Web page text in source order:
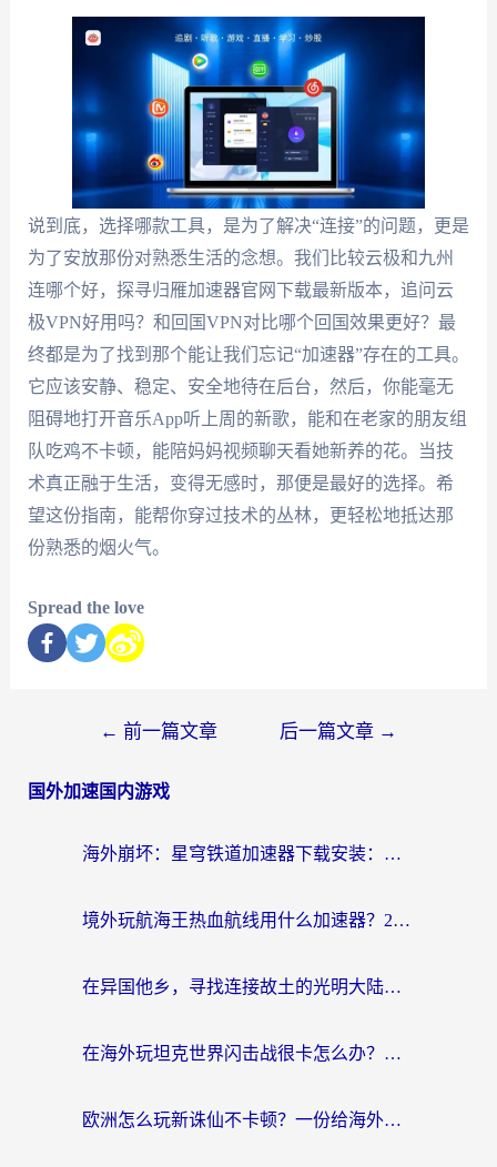
说到底，选择哪款工具，是为了解决“连接”的问题，更是
为了安放那份对熟悉生活的念想。我们比较云极和九州
连哪个好，探寻归雁加速器官网下载最新版本，追问云
极VPN好用吗？和回国VPN对比哪个回国效果更好？最
终都是为了找到那个能让我们忘记“加速器”存在的工具。
它应该安静、稳定、安全地待在后台，然后，你能毫无
阻碍地打开音乐App听上周的新歌，能和在老家的朋友组
队吃鸡不卡顿，能陪妈妈视频聊天看她新养的花。当技
术真正融于生活，变得无感时，那便是最好的选择。希
望这份指南，能帮你穿过技术的丛林，更轻松地抵达那
份熟悉的烟火气。
Spread the love
← 前一篇文章 后一篇文章 →
国外加速国内游戏
海外崩坏：星穹铁道加速器下载安装：一份给游子的终极网络指南
境外玩航海王热血航线用什么加速器？2026海外玩家实测最优方案（附欧洲问道堡垒前线加速技巧）
在异国他乡，寻找连接故土的光明大陆免费加速器
在海外玩坦克世界闪击战很卡怎么办？老玩家亲测有效的加速器选择指南
欧洲怎么玩新诛仙不卡顿？一份给海外游子的国服游戏畅玩指南